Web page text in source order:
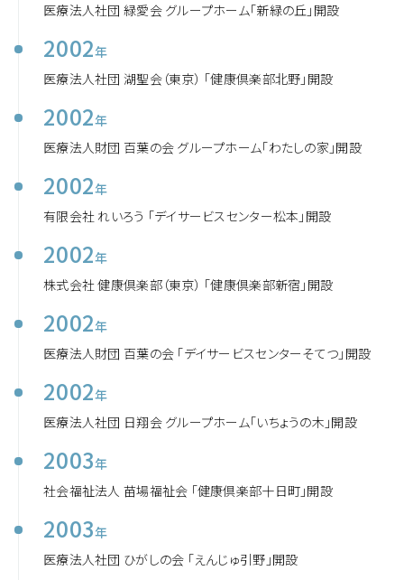
医療法人社団 緑愛会 グループホーム「新緑の丘」開設
2002年
医療法人社団 湖聖会（東京） 「健康倶楽部北野」開設
2002年
医療法人財団 百葉の会 グループホーム「わたしの家」開設
2002年
有限会社 れいろう 「デイサービスセンター松本」開設
2002年
株式会社 健康倶楽部（東京） 「健康倶楽部新宿」開設
2002年
医療法人財団 百葉の会 「デイサービスセンターそてつ」開設
2002年
医療法人社団 日翔会 グループホーム「いちょうの木」開設
2003年
社会福祉法人 苗場福祉会 「健康倶楽部十日町」開設
2003年
医療法人社団 ひがしの会 「えんじゅ引野」開設